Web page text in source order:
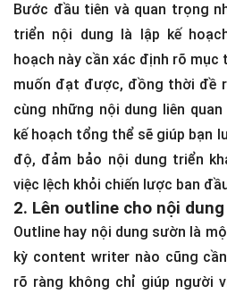
Bước đầu tiên và quan trọng
triển nội dung là lập kế
hoạch này cần xác định rõ mục
muốn đạt được, đồng thời đề
cùng những nội dung liên
kế hoạch tổng thể sẽ giúp bạn
độ, đảm bảo nội dung triển
việc lệch khỏi chiến lược ban
2. Lên outline cho nội dung
Outline hay nội dung sườn là
kỳ content writer nào cũng
rõ ràng không chỉ giúp người